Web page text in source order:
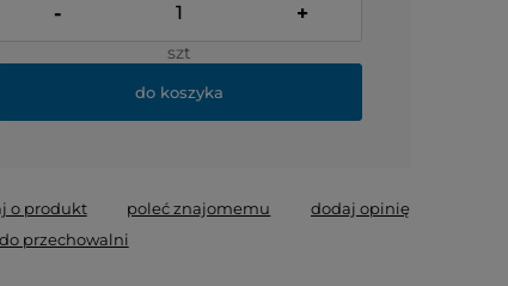
- +
szt
do koszyka
o produkt poleć znajomemu
dodaj opinię
przechowalni